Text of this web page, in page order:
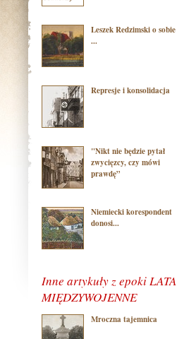
Leszek Redzimski o sobie
...
Represje i konsolidacja
"Nikt nie będzie pytał
zwycięzcy, czy mówi
prawdę”
Niemiecki korespondent
donosi...
Inne artykuły z epoki LATA
MIĘDZYWOJENNE
Mroczna tajemnica